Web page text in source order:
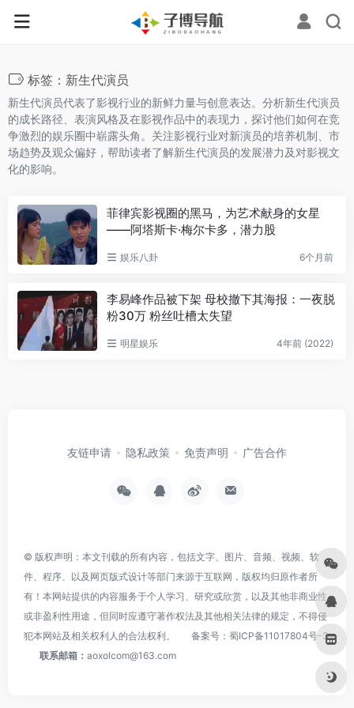
标签：新生代演员
新生代演员代表了影视行业的新鲜力量与创意表达。分析新生代演员
的成长路径、表演风格及在影视作品中的表现力，探讨他们如何在竞
争激烈的娱乐圈中崭露头角。关注影视行业对新演员的培养机制、市
场趋势及观众偏好，帮助读者了解新生代演员的发展潜力及对影视文
化的影响。
菲律宾影视圈的黑马，为艺术献身的女星
——阿塔斯卡·梅尔卡多，潜力股
娱乐八卦 6个月前
李易峰作品被下架 母校撤下其海报：一夜脱
粉30万 粉丝吐槽太失望
明星娱乐 4年前 (2022)
友链申请 隐私政策 免责声明 广告合作
© 版权声明：本文刊载的所有内容，包括文字、图片、音频、视频、软
件、程序、以及网页版式设计等部门来源于互联网，版权均归原作者所
有！本网站提供的内容服务于个人学习、研究或欣赏，以及其他非商业性
或非盈利性用途，但同时应遵守著作权法及其他相关法律的规定，不得侵
犯本网站及相关权利人的合法权利。
备案号： 蜀ICP备11017804号-3
联系邮箱： aoxolcom@163.com